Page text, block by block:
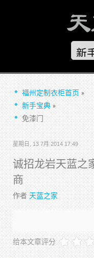
福州定制衣柜首页
新手宝典
免漆门
星期日, 13 7月 2014 17:49
诚招龙岩天蓝之
商
作者天蓝之家
给本文章评分